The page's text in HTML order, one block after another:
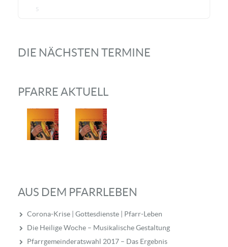
5
DIE NÄCHSTEN TERMINE
PFARRE AKTUELL
AUS DEM PFARRLEBEN
Corona-Krise | Gottesdienste | Pfarr-Leben
Die Heilige Woche – Musikalische Gestaltung
Pfarrgemeinderatswahl 2017 – Das Ergebnis